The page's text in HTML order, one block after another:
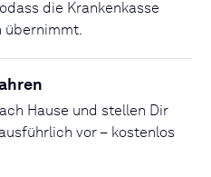
die Krankenkasse
übernimmt.
Hause und stellen Dir
vor – kostenlos